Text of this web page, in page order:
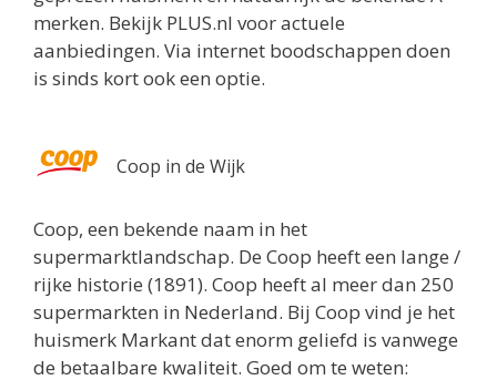
merken. Bekijk PLUS.nl voor actuele
aanbiedingen. Via internet boodschappen doen
is sinds kort ook een optie.
Coop in de Wijk
Coop, een bekende naam in het
supermarktlandschap. De Coop heeft een lange /
rijke historie (1891). Coop heeft al meer dan 250
supermarkten in Nederland. Bij Coop vind je het
huismerk Markant dat enorm geliefd is vanwege
de betaalbare kwaliteit. Goed om te weten: